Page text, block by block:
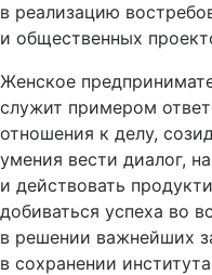
в реализацию
и общественных
Женское
служит примером
отношения к делу,
умения вести диалог,
и действовать
добиваться успеха во
в решении важнейших
в сохранении